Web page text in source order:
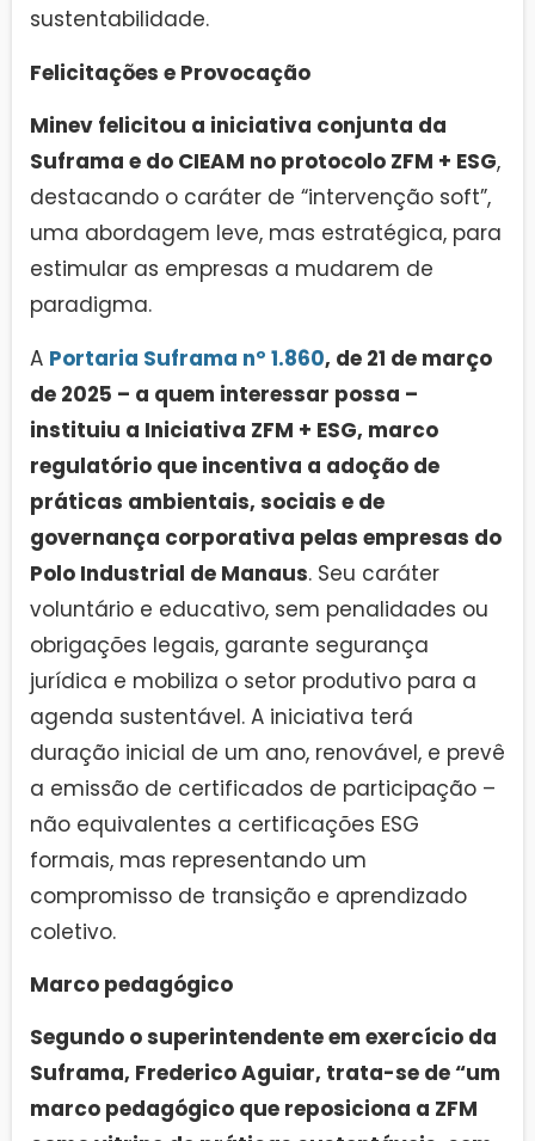
sustentabilidade.
Felicitações e Provocação
Minev felicitou a iniciativa conjunta da
Suframa e do CIEAM no protocolo ZFM + ESG,
destacando o caráter de “intervenção soft”,
uma abordagem leve, mas estratégica, para
estimular as empresas a mudarem de
paradigma.
A Portaria Suframa nº 1.860, de 21 de março
de 2025 – a quem interessar possa –
instituiu a Iniciativa ZFM + ESG, marco
regulatório que incentiva a adoção de
práticas ambientais, sociais e de
governança corporativa pelas empresas do
Polo Industrial de Manaus. Seu caráter
voluntário e educativo, sem penalidades ou
obrigações legais, garante segurança
jurídica e mobiliza o setor produtivo para a
agenda sustentável. A iniciativa terá
duração inicial de um ano, renovável, e prevê
a emissão de certificados de participação –
não equivalentes a certificações ESG
formais, mas representando um
compromisso de transição e aprendizado
coletivo.
Marco pedagógico
Segundo o superintendente em exercício da
Suframa, Frederico Aguiar, trata-se de “um
marco pedagógico que reposiciona a ZFM